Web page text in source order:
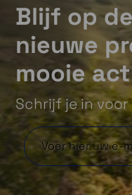
Blijf op
nieuwe
mooie
Schrijf je in